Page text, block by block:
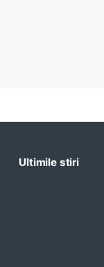
Ultimile stiri